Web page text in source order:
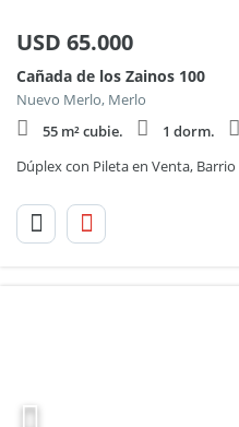
USD 65.000
Cañada de los Zainos 100
Nuevo Merlo, Merlo
55 m² cubie.
1 dorm.
Dúplex con Pileta en Venta,